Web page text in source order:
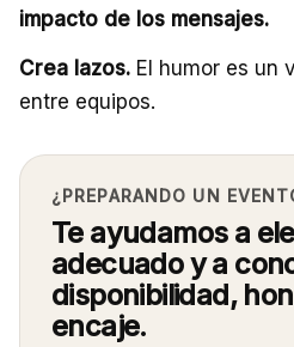
impacto de los mensajes.
Crea lazos. El humor es un
entre equipos.
¿PREPARANDO UN
Te ayudamos a
adecuado y a
disponibilidad,
encaje.